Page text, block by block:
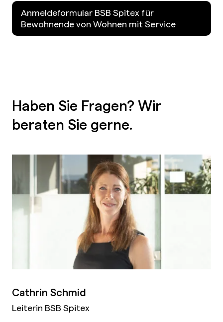
Anmeldeformular BSB Spitex für
Bewohnende von Wohnen mit Service
Haben Sie Fragen? Wir
beraten Sie gerne.
Cathrin Schmid
Leiterin BSB Spitex